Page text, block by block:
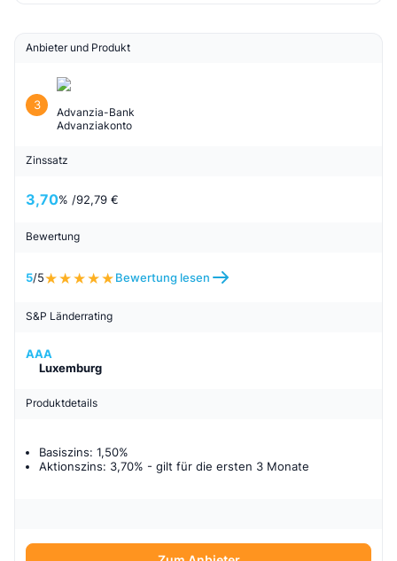
Anbieter und Produkt
3
Advanzia-Bank
Advanziakonto
Zinssatz
3,70% /92,79 €
Bewertung
5/5 Bewertung lesen
S&P Länderrating
AAA
Luxemburg
Produktdetails
Basiszins: 1,50%
Aktionszins: 3,70% - gilt für die ersten 3 Monate